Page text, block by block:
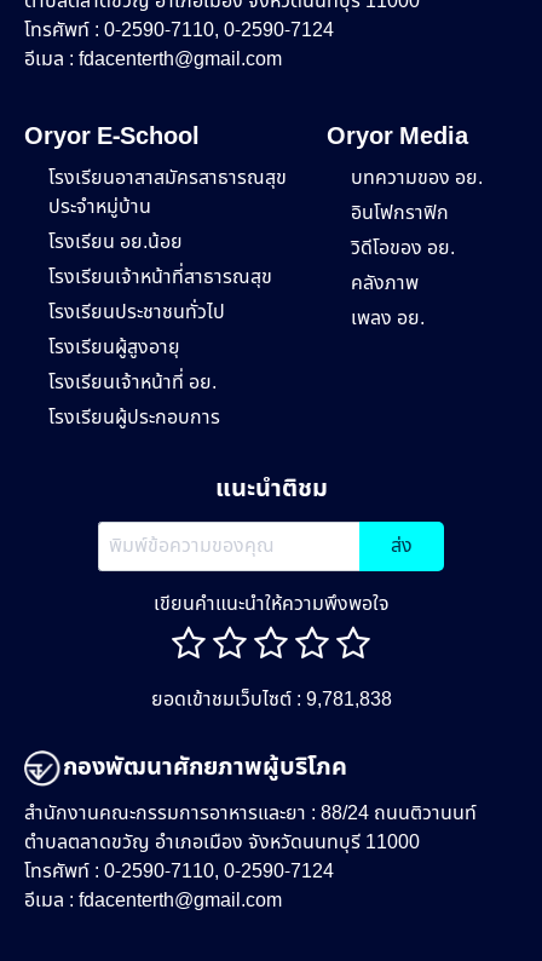
โทรศัพท์ : 0-2590-7110, 0-2590-7124
อีเมล : fdacenterth@gmail.com
Oryor E-School
โรงเรียนอาสาสมัครสาธารณสุข
ประจำหมู่บ้าน
โรงเรียน อย.น้อย
โรงเรียนเจ้าหน้าที่สาธารณสุข
โรงเรียนประชาชนทั่วไป
โรงเรียนผู้สูงอายุ
โรงเรียนเจ้าหน้าที่ อย.
โรงเรียนผู้ประกอบการ
Oryor Media
บทความของ อย.
อินโฟกราฟิก
วิดีโอของ อย.
คลังภาพ
เพลง อย.
แนะนำติชม
ส่ง
เขียนคำแนะนำให้ความพึงพอใจ
ยอดเข้าชมเว็บไซต์ : 9,781,838
กองพัฒนาศักยภาพผู้บริโภค
สำนักงานคณะกรรมการอาหารและยา : 88/24 ถนนติวานนท์
ตำบลตลาดขวัญ อำเภอเมือง จังหวัดนนทบุรี 11000
โทรศัพท์ : 0-2590-7110, 0-2590-7124
อีเมล : fdacenterth@gmail.com